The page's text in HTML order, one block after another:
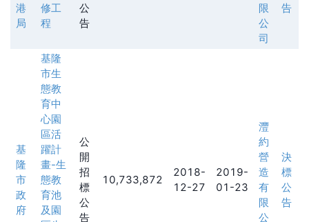
港
局
修工
程
公
告
限
公
司
告
基
隆
市
政
府
基隆
市生
態教
育中
心園
區活
躍計
畫-生
態教
育池
及園
公
開
招
標
公
告
10,733,872
2018-
12-27
2019-
01-23
灃
約
營
造
有
限
公
決
標
公
告